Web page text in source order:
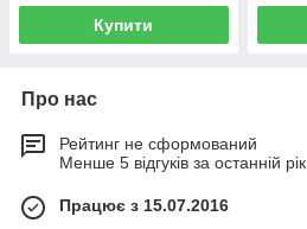
Купити
Про нас
Рейтинг не сформований
Менше 5 відгуків за останній рік
Працює з 15.07.2016